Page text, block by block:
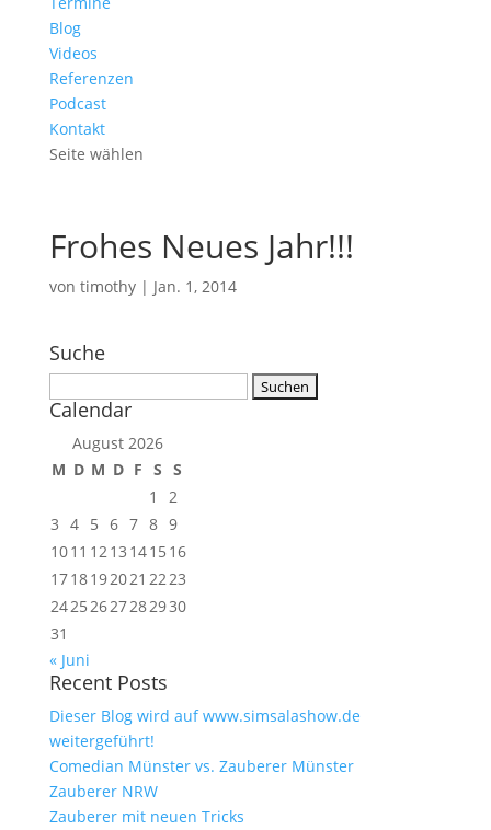
Blog
Videos
Referenzen
Podcast
Kontakt
Seite wählen
Frohes Neues Jahr!!!
von timothy| Jan. 1, 2014
Suche
nach:
Calendar
August 2026
M D M D F S S
1
2
3 4 5 6 7 8 9
1011 1213 1415 16
1718192021 2223
24252627282930
31
« Juni
Recent Posts
Dieser Blog wird auf www.simsalashow.de
weitergeführt!
Comedian Münster vs. Zauberer Münster
Zauberer NRW
Zauberer mit neuen Tricks